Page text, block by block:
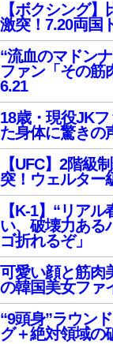
【ボクシング
激突！7.20両国
“流血のマドン
ファン「その筋
6.21
18歳・現役JK
た身体に驚きの
【UFC】2階級
突！ウェルター
【K-1】“リア
い、破壊力ある
ゴ折れるぞ」
可愛い顔と筋肉
の韓国美女ファ
“9頭身”ラウン
グ＋絶対領域の